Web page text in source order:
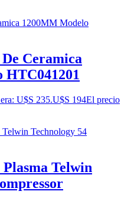
Ceramica
HTC041201
U$S 235.U$S 194El precio
Telwin